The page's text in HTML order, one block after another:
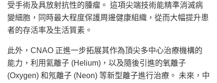
受手術及具放射抗性的腫瘤。 這項尖端技術能精準消滅病
變細胞，同時最大程度保護周邊健康組織，從而大幅提升患
者的存活率及生活質素。
此外，CNAO 正進一步拓展其作為頂尖多中心治療機構的
能力，利用氦離子 (Helium)，以及隨後引進的氧離子
(Oxygen) 和氖離子 (Neon) 等新型離子進行治療。 未來，中